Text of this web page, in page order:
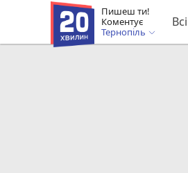
Пишеш ти!
Коментує
Тернопіль